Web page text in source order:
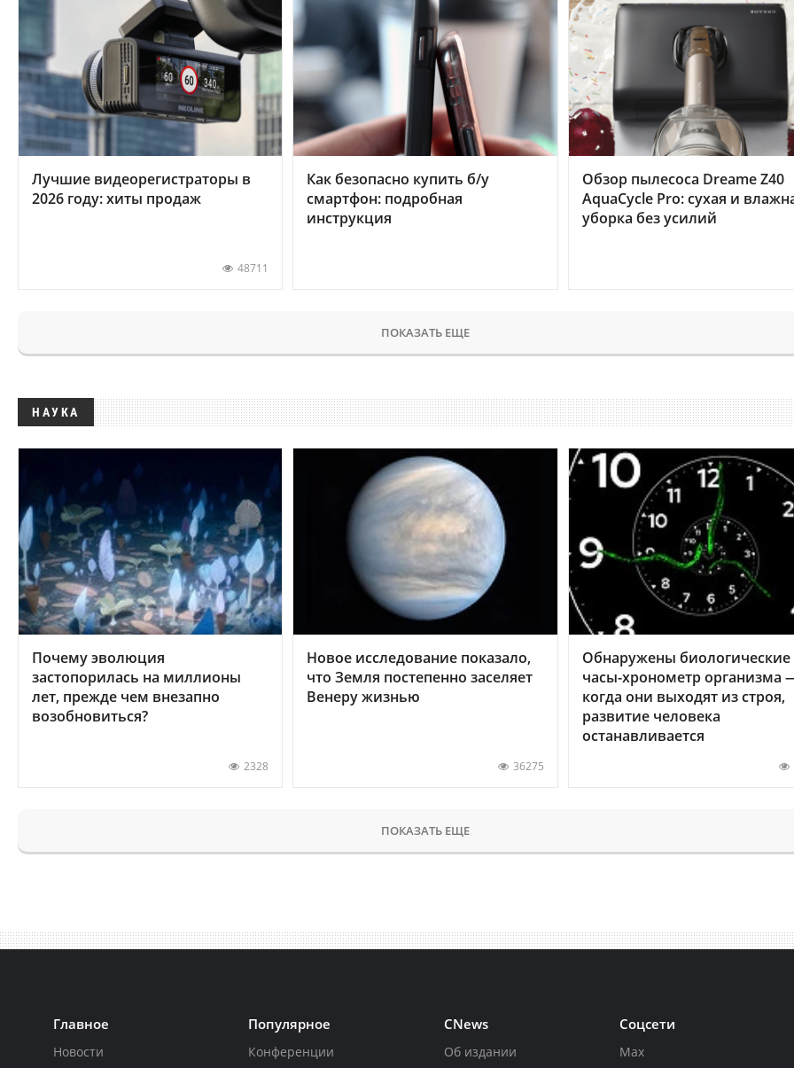
Лучшие видеорегистраторы в
2026 году: хиты продаж
48711
Как безопасно купить б/у
смартфон: подробная
инструкция
Обзор пылесоса Dreame Z40
AquaCycle Pro: сухая и
уборка без усилий
ПОКАЗАТЬ ЕЩЕ
НАУКА
Почему эволюция
застопорилась на миллионы
лет, прежде чем внезапно
возобновиться?
2328
Новое исследование показало,
что Земля постепенно заселяет
Венеру жизнью
36275
Обнаружены биологические
часы-хронометр организма
когда они выходят из строя,
развитие человека
останавливается
ПОКАЗАТЬ ЕЩЕ
Главное
Новости
Популярное
Конференции
CNews
Об издании
Соцсети
Max